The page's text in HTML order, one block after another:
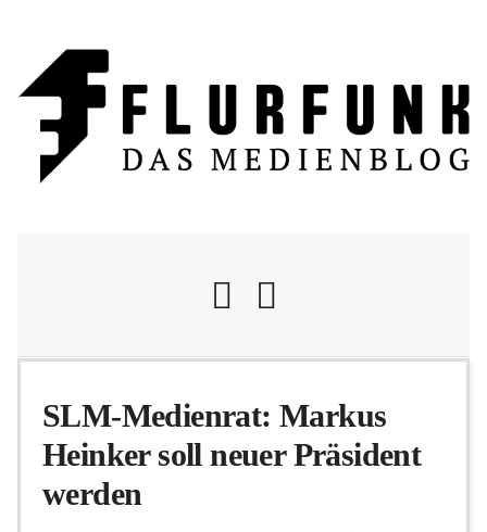
Nachrichten
Flurschelte
SLM-Medienrat: Markus
Heinker soll neuer Präsident
werden